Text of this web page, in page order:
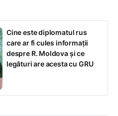
Cine este diplomatul rus
care ar fi cules informații
despre R. Moldova și ce
legături are acesta cu GRU